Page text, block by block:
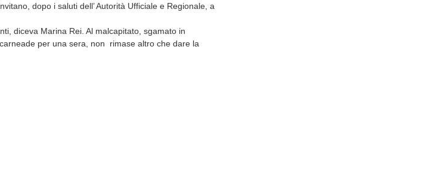
dopo i saluti dell’ Autorità Ufficiale e Regionale, a
diceva Marina Rei. Al malcapitato, sgamato in
per una sera, non rimase altro che dare la